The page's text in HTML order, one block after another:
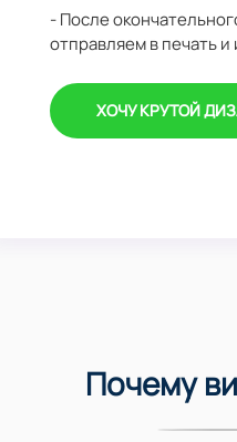
- После
отправляем в печать
ХОЧУ КРУТОЙ
Почему